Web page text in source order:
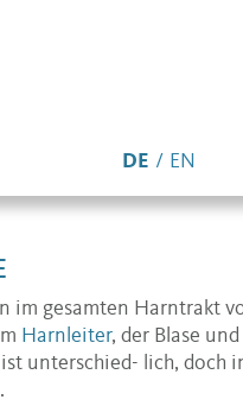
DE EN
im gesamten Harntrakt
Harnleiter, der Blase
unterschied- lich, doch